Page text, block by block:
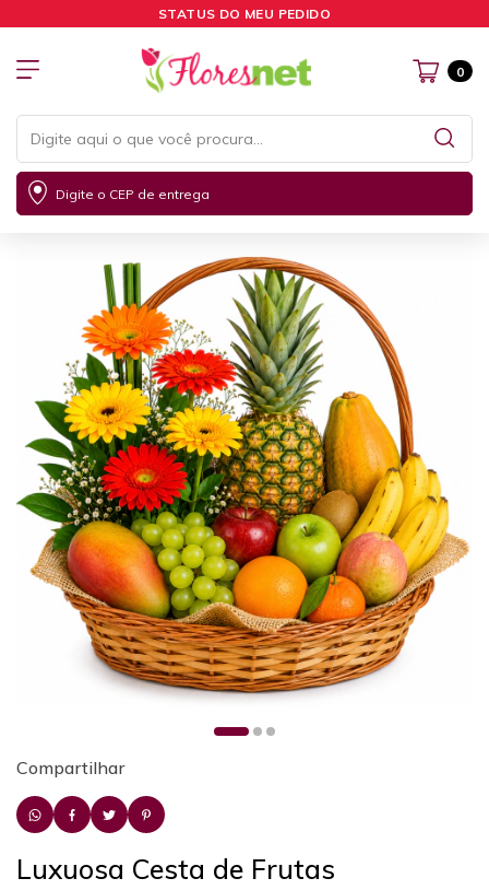
STATUS DO MEU PEDIDO
0
Digite o CEP de entrega
Compartilhar
Luxuosa Cesta de Frutas